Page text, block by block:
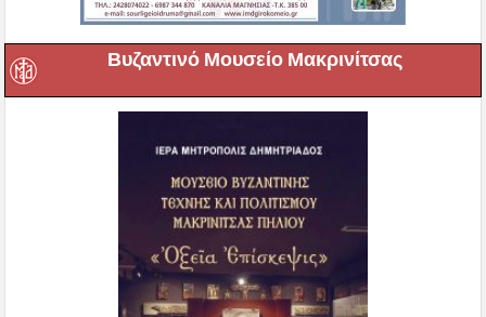
Βυζαντινό Μουσείο Μακρινίτσας